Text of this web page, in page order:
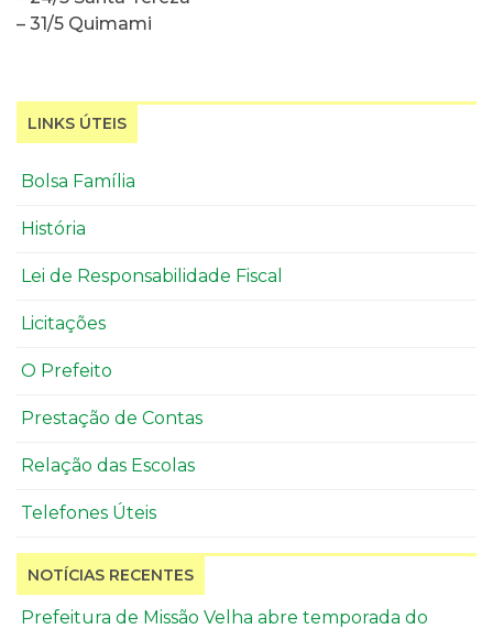
– 31/5 Quimami
LINKS ÚTEIS
Bolsa Família
História
Lei de Responsabilidade Fiscal
Licitações
O Prefeito
Prestação de Contas
Relação das Escolas
Telefones Úteis
NOTÍCIAS RECENTES
Prefeitura de Missão Velha abre temporada do